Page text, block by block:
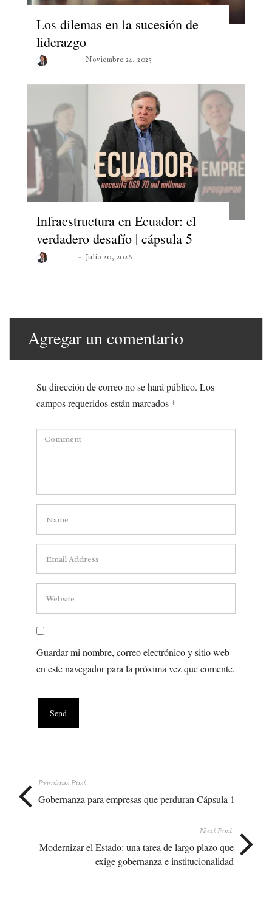
Los dilemas en la sucesión de
liderazgo
Noviembre 24, 2025
Infraestructura en Ecuador: el
verdadero desafío | cápsula 5
Julio 20, 2026
Agregar un comentario
Su dirección de correo no se hará público. Los
campos requeridos están marcados *
Guardar mi nombre, correo electrónico y sitio web
en este navegador para la próxima vez que comente.
Previous Post
Gobernanza para empresas que perduran Cápsula 1
Next Post
Modernizar el Estado: una tarea de largo plazo que
exige gobernanza e institucionalidad